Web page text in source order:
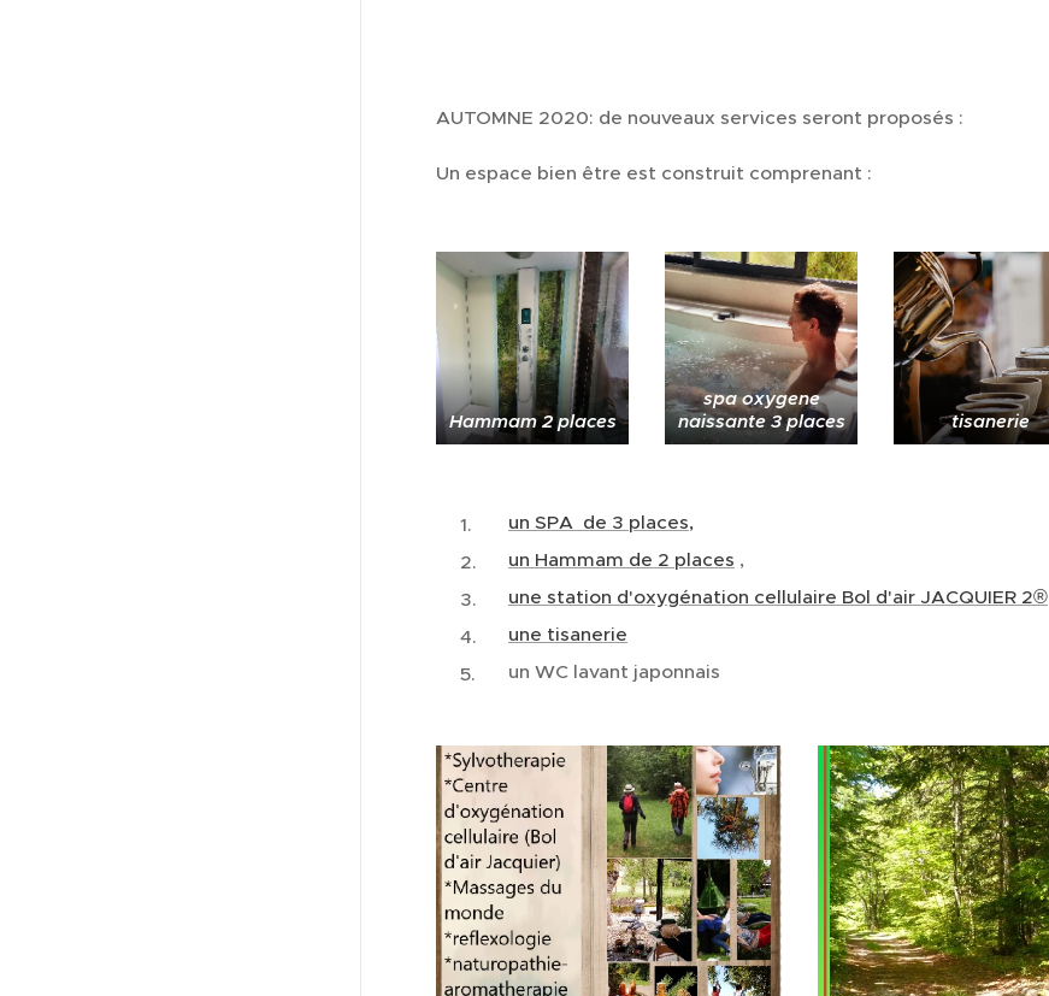
AUTOMNE 2020: de nouveaux services seront proposés :
Un espace bien être est construit comprenant :
Hammam 2 places
spa oxygene
naissante 3 places
tisanerie
un SPA de 3 places,
un Hammam de 2 places ,
une station d'oxygénation cellulaire Bol d'air JACQUIER 2®
une tisanerie
un WC lavant japonnais